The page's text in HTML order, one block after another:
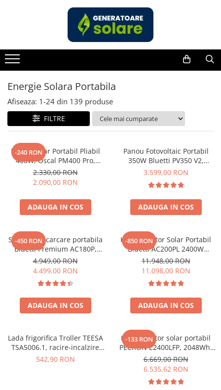
Acasa
Statii de Alimentare Portabile
Pana in 1000W
Intre 1000-2000W
Intre 2000-3000W
Peste 3000W
Cauta dupa marca
Bluetti
EcoFlow
Jackery
Pecron
Xtorm
Vezi toate statiile
Accesorii Statii de Alimentare
Kituri Generatoare Solare
Pana in 1000W
Intre 2000-3000W
Peste 3000W
Cauta dupa marca
Energie Solara Portabila
Afiseaza: 1-24 din 139 produse
FILTRE
-240 RON
Panou Solar Portabil Pliabil
400W, Oscal PM400 Pro,
Monocristalin, ETFE, IP67
2.330,00 RON
2.090,00 RON
ADAUGA IN COS
Panou Fotovoltaic Portabil
350W Bluetti PV350 V2,
Monocristalin, MC4, ETFE,
3.599,00 RON
ADAUGA IN COS
-450 RON
Statie de incarcare portabila
Bluetti Premium AC180P,
Ecran LCD, 1800W, 1440Wh,
LiFePO4, Putere varf 2700W
4.949,00 RON
4.499,00 RON
ADAUGA IN COS
-850 RON
Kit Generator Solar Portabil
Bluetti AC200PL 2400W
2304Wh cu panou 350W
11.948,00 RON
11.098,00 RON
ADAUGA IN COS
Lada frigorifica Troller TEESA
TSA5006.1, racire-incalzire
35L, alimentare bricheta auto
542,90 RON
-133 RON
Kit generator solar portabil
PECRON E2400LFP, 2048Wh,
2400W, 230V, Incarcare super
rapida, LiFePO4, Controler
MPPT dublu, Protectie BMS +
Panou solar 200W
6.669,00 RON
6.535,62 RON